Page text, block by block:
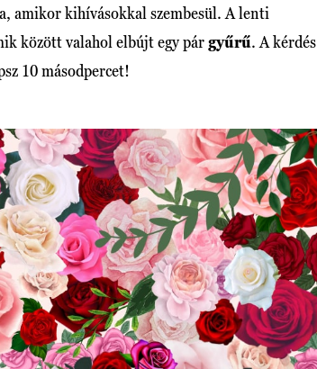
amikor kihívásokkal szembesül. A lenti
között valahol elbújt egy párgyűrű. A kérdés
10 másodpercet!